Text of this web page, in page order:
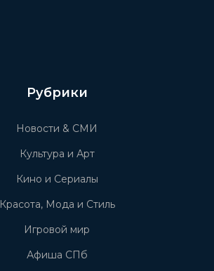
Рубрики
Новости & СМИ
Культура и Арт
Кино и Сериалы
Красота, Мода и Стиль
Игровой мир
Афиша СПб